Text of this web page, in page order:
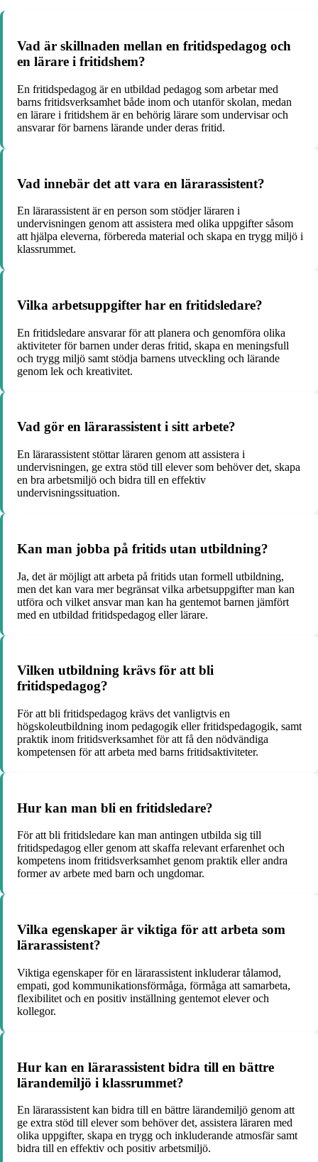
Vad är skillnaden mellan en fritidspedagog och
en lärare i fritidshem?
En fritidspedagog är en utbildad pedagog som arbetar med
barns fritidsverksamhet både inom och utanför skolan, medan
en lärare i fritidshem är en behörig lärare som undervisar och
ansvarar för barnens lärande under deras fritid.
Vad innebär det att vara en lärarassistent?
En lärarassistent är en person som stödjer läraren i
undervisningen genom att assistera med olika uppgifter såsom
att hjälpa eleverna, förbereda material och skapa en trygg miljö i
klassrummet.
Vilka arbetsuppgifter har en fritidsledare?
En fritidsledare ansvarar för att planera och genomföra olika
aktiviteter för barnen under deras fritid, skapa en meningsfull
och trygg miljö samt stödja barnens utveckling och lärande
genom lek och kreativitet.
Vad gör en lärarassistent i sitt arbete?
En lärarassistent stöttar läraren genom att assistera i
undervisningen, ge extra stöd till elever som behöver det, skapa
en bra arbetsmiljö och bidra till en effektiv
undervisningssituation.
Kan man jobba på fritids utan utbildning?
Ja, det är möjligt att arbeta på fritids utan formell utbildning,
men det kan vara mer begränsat vilka arbetsuppgifter man kan
utföra och vilket ansvar man kan ha gentemot barnen jämfört
med en utbildad fritidspedagog eller lärare.
Vilken utbildning krävs för att bli
fritidspedagog?
För att bli fritidspedagog krävs det vanligtvis en
högskoleutbildning inom pedagogik eller fritidspedagogik, samt
praktik inom fritidsverksamhet för att få den nödvändiga
kompetensen för att arbeta med barns fritidsaktiviteter.
Hur kan man bli en fritidsledare?
För att bli fritidsledare kan man antingen utbilda sig till
fritidspedagog eller genom att skaffa relevant erfarenhet och
kompetens inom fritidsverksamhet genom praktik eller andra
former av arbete med barn och ungdomar.
Vilka egenskaper är viktiga för att arbeta som
lärarassistent?
Viktiga egenskaper för en lärarassistent inkluderar tålamod,
empati, god kommunikationsförmåga, förmåga att samarbeta,
flexibilitet och en positiv inställning gentemot elever och
kollegor.
Hur kan en lärarassistent bidra till en bättre
lärandemiljö i klassrummet?
En lärarassistent kan bidra till en bättre lärandemiljö genom att
ge extra stöd till elever som behöver det, assistera läraren med
olika uppgifter, skapa en trygg och inkluderande atmosfär samt
bidra till en effektiv och positiv arbetsmiljö.